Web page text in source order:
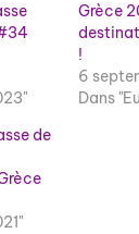
Grèce
!
6
Dans
de